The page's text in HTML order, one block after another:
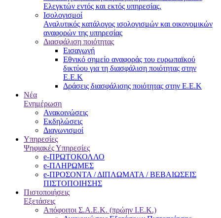
Ελεγκτών εντός και εκτός υπηρεσίας.
Ισολογισμοί
Αναλυτικός κατάλογος ισολογισμών και οικονομικών
αναφορών της υπηρεσίας
Διασφάλιση ποιότητας
Εισαγωγή
Εθνικό σημείο αναφοράς του ευρωπαϊκού
δικτύου για τη διασφάλιση ποιότητας στην
Ε.Ε.Κ
Δράσεις διασφάλισης ποιότητας στην Ε.Ε.Κ
Νέα
Ενημέρωση
Ανακοινώσεις
Εκδηλώσεις
Διαγωνισμοί
Υπηρεσίες
Ψηφιακές Υπηρεσίες
e-ΠΡΩΤΟΚΟΛΛΟ
e-ΠΛΗΡΩΜΕΣ
e-ΠΡΟΣΟΝΤΑ / ΔΙΠΛΩΜΑΤΑ / ΒΕΒΑΙΩΣΕΙΣ
ΠΙΣΤΟΠΟΙΗΣΗΣ
Πιστοποιήσεις
Εξετάσεις
Απόφοιτοι Σ.Α.Ε.Κ. (πρώην Ι.Ε.Κ.)